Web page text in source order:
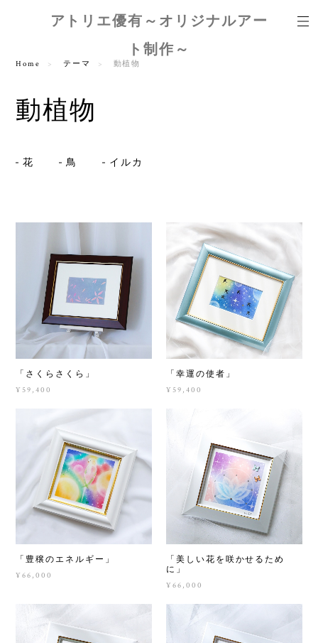
アトリエ優有～オリジナルアー
ト制作～
Home テーマ 動植物
動植物
花 鳥 イルカ
「さくらさくら」
¥59,400
「幸運の使者」
¥59,400
「豊穣のエネルギー」
¥66,000
「美しい花を咲かせるため
に」
¥66,000